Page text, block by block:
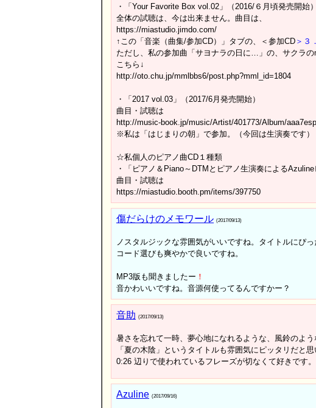
・「Your Favorite Box vol.02」（2016/６月頃発売開始）
全体の試聴は、今は出来ません。曲目は、
https://miastudio.jimdo.com/
↑この「音楽（曲集/参加CD）」タブの、＜参加CD ＞３
ただし、私の参加曲「サヨナラの日に…」の、サクラの
こちら↓
http://oto.chu.jp/mmlbbs6/post.php?mml_id=1804
・「2017 vol.03」（2017/6月発売開始）
曲目・試聴は
http://music-book.jp/music/Artist/401773/Album/
※私は「はじまりの朝」で参加。（今回は生演奏です）
☆私個人のピアノ曲CD１種類
・「ピアノ＆Piano～DTMとピアノ生演奏による
曲目・試聴は
https://miastudio.booth.pm/items/397750
傷だらけのメモワール (2017/09/13)
ノスタルジックな雰囲気がいいですね。タイトルにぴっ
コード選びも爽やかで良いですね。
MP3版も聞きましたー ！
音かわいいですね。音源何使ってるんですかー？
音助 (2017/09/13)
暑さを忘れて一時、夢心地になれるような、風鈴のよう
「夏の木陰」というタイトルも雰囲気にピッタリだと思
0:26 辺りで使われているフレーズが切なくて好きです。
Azuline (2017/09/16)